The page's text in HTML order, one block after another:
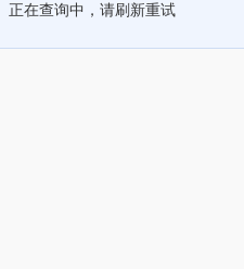
正在查询中，请刷新重试